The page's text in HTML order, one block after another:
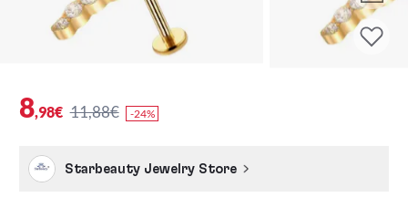
8,98€ 11,88€ -24%
Starbeauty Jewelry Store